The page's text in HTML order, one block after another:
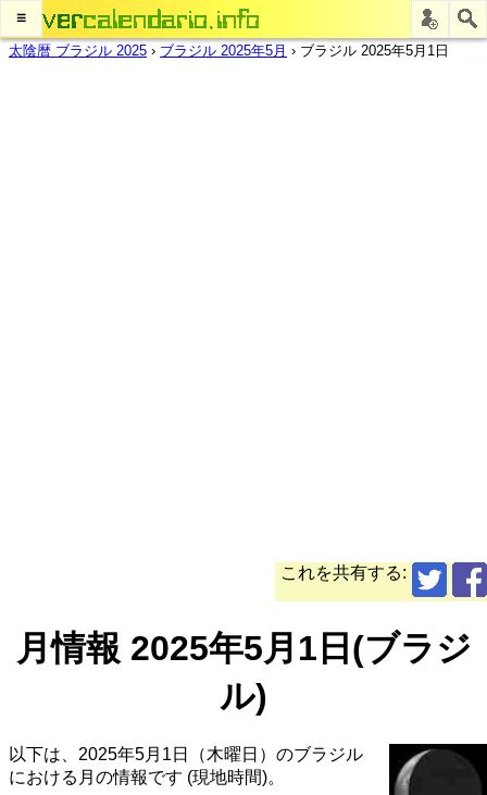
≡
太陰暦 ブラジル 2025 › ブラジル 2025年5月 › ブラジル 2025年5月1日
これを共有する:
月情報 2025年5月1日(ブラジ
ル)
以下は、2025年5月1日（木曜日）のブラジル
における月の情報です (現地時間)。